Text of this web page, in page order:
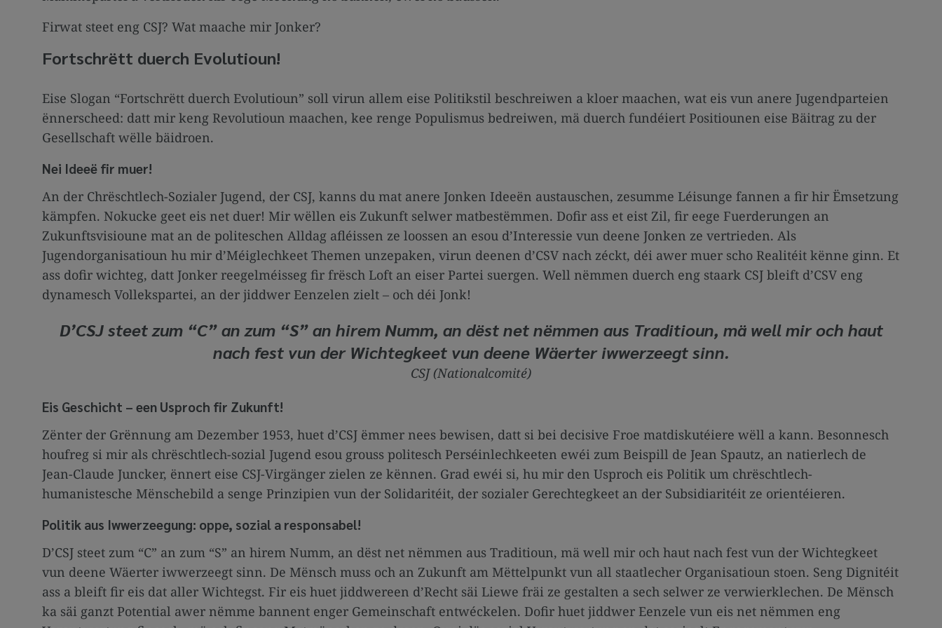
Firwat steet eng CSJ? Wat maache mir Jonker?
Fortschrëtt duerch Evolutioun!
Eise Slogan “Fortschrëtt duerch Evolutioun” soll virun allem eise Politikstil beschreiwen a kloer maachen, wat eis vun anere Jugendparteien
ënnerscheed: datt mir keng Revolutioun maachen, kee renge Populismus bedreiwen, mä duerch fundéiert Positiounen eise Bäitrag zu der
Gesellschaft wëlle bäidroen.
Nei Ideeë fir muer!
An der Chrëschtlech-Sozialer Jugend, der CSJ, kanns du mat anere Jonken Ideeën austauschen, zesumme Léisunge fannen a fir hir Ëmsetzung
kämpfen. Nokucke geet eis net duer! Mir wëllen eis Zukunft selwer matbestëmmen. Dofir ass et eist Zil, fir eege Fuerderungen an
Zukunftsvisioune mat an de politeschen Alldag afléissen ze loossen an esou d’Interessie vun deene Jonken ze vertrieden. Als
Jugendorganisatioun hu mir d’Méiglechkeet Themen unzepaken, virun deenen d’CSV nach zéckt, déi awer muer scho Realitéit kënne ginn. Et
ass dofir wichteg, datt Jonker reegelméisseg fir frësch Loft an eiser Partei suergen. Well nëmmen duerch eng staark CSJ bleift d’CSV eng
dynamesch Vollekspartei, an der jiddwer Eenzelen zielt – och déi Jonk!
D’CSJ steet zum “C” an zum “S” an hirem Numm, an dëst net nëmmen aus Traditioun, mä well mir och haut
nach fest vun der Wichtegkeet vun deene Wäerter iwwerzeegt sinn.
CSJ Nationalcomité
Eis Geschicht – een Usproch fir Zukunft!
Zënter der Grënnung am Dezember 1953, huet d’CSJ ëmmer nees bewisen, datt si bei decisive Froe matdiskutéiere wëll a kann. Besonnesch
houfreg si mir als chrëschtlech-sozial Jugend esou grouss politesch Perséinlechkeeten ewéi zum Beispill de Jean Spautz, an natierlech de
Jean-Claude Juncker, ënnert eise CSJ-Virgänger zielen ze kënnen. Grad ewéi si, hu mir den Usproch eis Politik um chrëschtlech-
humanistesche Mënschebild a senge Prinzipien vun der Solidaritéit, der sozialer Gerechtegkeet an der Subsidiaritéit ze orientéieren.
Politik aus Iwwerzeegung: oppe, sozial a responsabel!
D’CSJ steet zum “C” an zum “S” an hirem Numm, an dëst net nëmmen aus Traditioun, mä well mir och haut nach fest vun der Wichtegkeet
vun deene Wäerter iwwerzeegt sinn. De Mënsch muss och an Zukunft am Mëttelpunkt vun all staatlecher Organisatioun stoen. Seng Dignitéit
ass a bleift fir eis dat aller Wichtegst. Fir eis huet jiddwereen d’Recht säi Liewe fräi ze gestalten a sech selwer ze verwierklechen. De Mënsch
ka säi ganzt Potential awer nëmme bannent enger Gemeinschaft entwéckelen. Dofir huet jiddwer Eenzele vun eis net nëmmen eng